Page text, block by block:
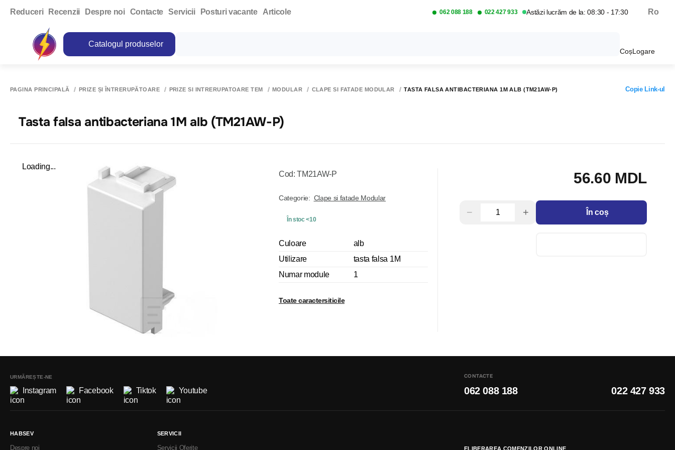
Reduceri Recenzii Despre noi Contacte Servicii Posturi vacante Articole 062 088 188 022 427 933 Astăzi lucrăm de la: 08:30 - 17:30 Ro
Catalogul produselor
CoșLogare
PAGINA PRINCIPALĂ PRIZE ȘI ÎNTRERUPĂTOARE PRIZE SI INTRERUPATOARE TEM MODULAR CLAPE SI FATADE MODULAR TASTA FALSA ANTIBACTERIANA 1M ALB (TM21AW-P) Copie Link-ul
Tasta falsa antibacteriana 1M alb (TM21AW-P)
Loading...
Cod: TM21AW-P
Categorie: Clape si fatade Modular
În stoc <10
Culoare
alb
Utilizare
tasta falsa 1M
Numar module
1
Toate caractersiticile
56.60 MDL
− + În coș
URMĂREȘTE-NE
Instagram Facebook Tiktok Youtube
CONTACTE
062 088 188 022 427 933
HABSEV
Despre noi
SERVICII
Servicii Oferite ELIBERAREA COMENZILOR ONLINE